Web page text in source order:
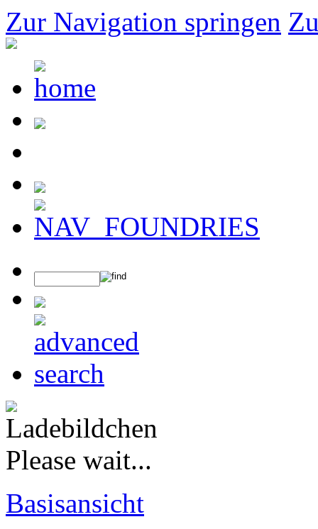
Zur Navigation springen
Please wait...
Basisansicht